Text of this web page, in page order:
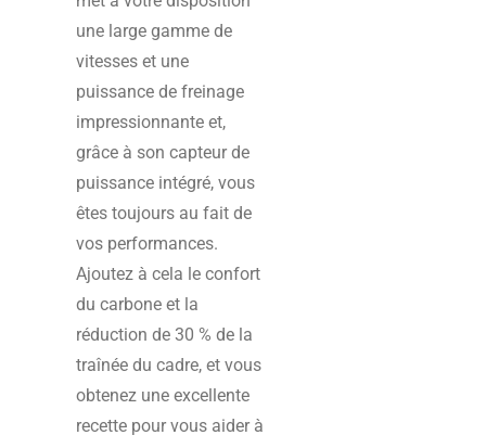
une large gamme de
vitesses et une
puissance de freinage
impressionnante et,
grâce à son capteur de
puissance intégré, vous
êtes toujours au fait de
vos performances.
Ajoutez à cela le confort
du carbone et la
réduction de 30 % de la
traînée du cadre, et vous
obtenez une excellente
recette pour vous aider à